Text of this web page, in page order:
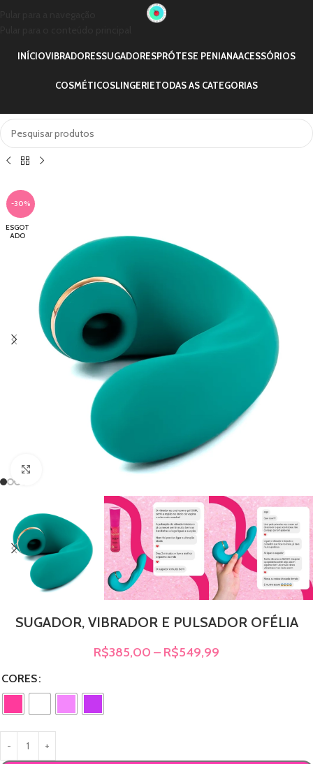
INÍCIOVIBRADORESSUGADORESPRÓTESE PENIANAACESSÓRIOS
COSMÉTICOSLINGERIETODAS AS CATEGORIAS
-30%
ESGOT
ADO
SUGADOR, VIBRADOR E PULSADOR OFÉLIA
R$385,00 – R$549,99
CORES